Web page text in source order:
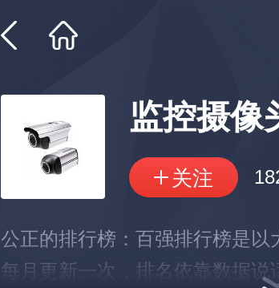
监控摄像
公正的排行榜：百强排行榜是以
每月更新一次，排名依靠数据